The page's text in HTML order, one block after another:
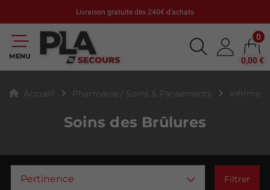
Livraison gratuite dès 240€ d'achats
MENU
0
0,00 €
Accueil Pharmacie / Soins & Pansements
Soins des Brûlures
Pertinence Filtrer